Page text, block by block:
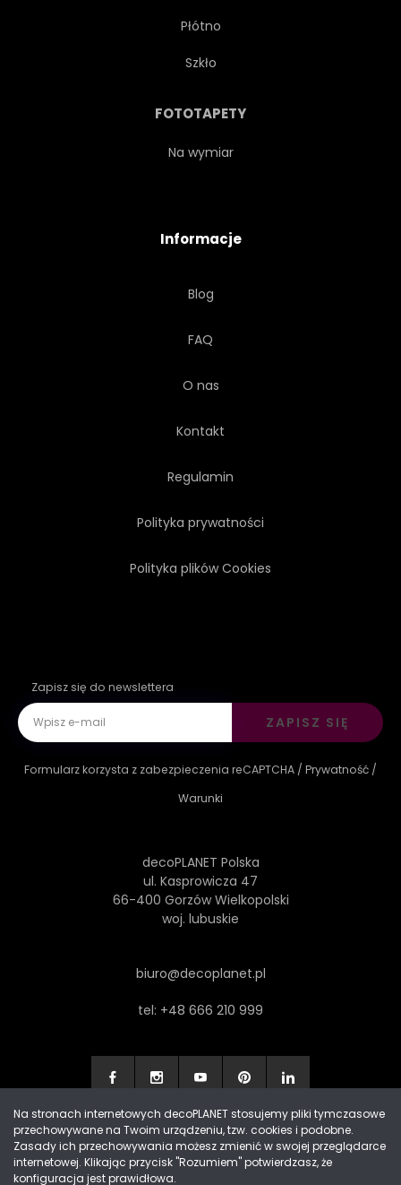
Płótno
Szkło
FOTOTAPETY
Na wymiar
Informacje
Blog
FAQ
O nas
Kontakt
Regulamin
Polityka prywatności
Polityka plików Cookies
Zapisz się do newslettera
ZAPISZ SIĘ
Formularz korzysta z zabezpieczenia reCAPTCHA / Prywatność /
Warunki
decoPLANET Polska
ul. Kasprowicza 47
66-400 Gorzów Wielkopolski
woj. lubuskie
biuro@decoplanet.pl
tel: +48 666 210 999
Made with by Progres Media & decoPLANET
Na stronach internetowych decoPLANET stosujemy pliki tymczasowe
przechowywane na Twoim urządzeniu, tzw. cookies i podobne.
Zasady ich przechowywania możesz zmienić w swojej przeglądarce
internetowej. Klikając przycisk "Rozumiem" potwierdzasz, że
konfiguracja jest prawidłowa.